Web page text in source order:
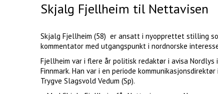
Skjalg Fjellheim til Nettavisen
Skjalg Fjellheim (58) er ansatt i nyopprettet stilling
kommentator med utgangspunkt i nordnorske
Fjellheim var i flere år politisk redaktør i avisa
Finnmark. Han var i en periode
Trygve Slagsvold Vedum (Sp).